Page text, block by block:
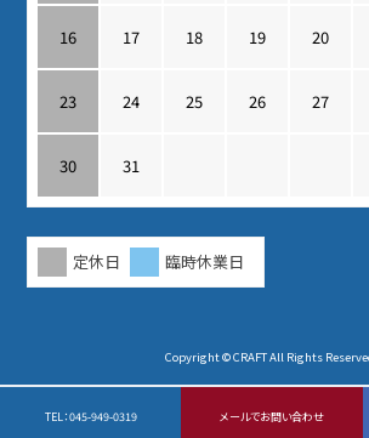
16 17 18 19 20
23 24 25 26 27
30 31
定休日 臨時休業日
Copyright © CRAFT All Rights
TEL：045-949-0319 メールでお問い合わせ